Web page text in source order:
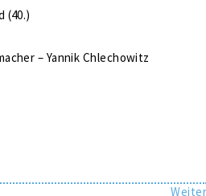
(40.)
– Yannik Chlechowitz
Weiter